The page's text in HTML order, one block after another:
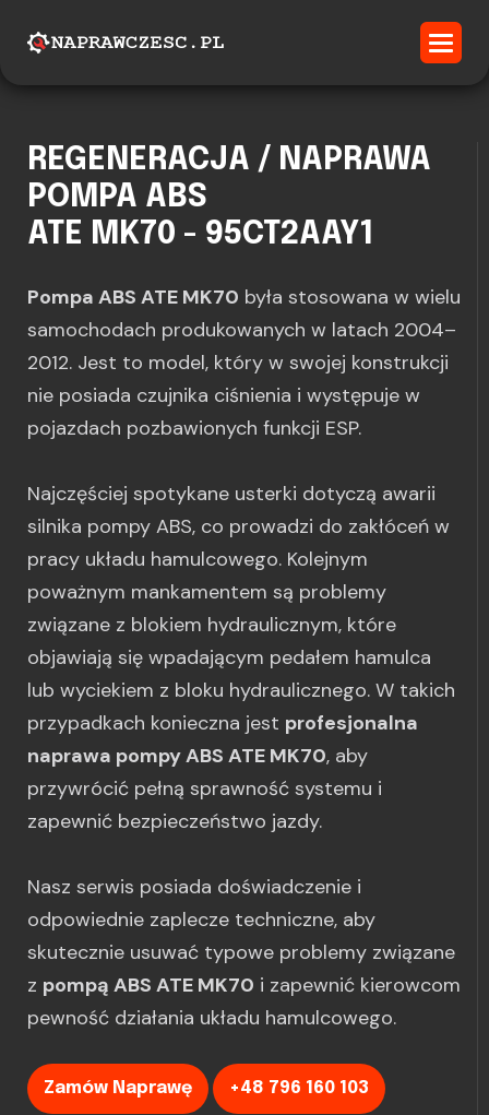
REGENERACJA / NAPRAWA
POMPA ABS
ATE MK70 - 95CT2AAY1
Pompa ABS ATE MK70 była stosowana w wielu
samochodach produkowanych w latach 2004–
2012. Jest to model, który w swojej konstrukcji
nie posiada czujnika ciśnienia i występuje w
pojazdach pozbawionych funkcji ESP.
Najczęściej spotykane usterki dotyczą awarii
silnika pompy ABS, co prowadzi do zakłóceń w
pracy układu hamulcowego. Kolejnym
poważnym mankamentem są problemy
związane z blokiem hydraulicznym, które
objawiają się wpadającym pedałem hamulca
lub wyciekiem z bloku hydraulicznego. W takich
przypadkach konieczna jest profesjonalna
naprawa pompy ABS ATE MK70, aby
przywrócić pełną sprawność systemu i
zapewnić bezpieczeństwo jazdy.
Nasz serwis posiada doświadczenie i
odpowiednie zaplecze techniczne, aby
skutecznie usuwać typowe problemy związane
z pompą ABS ATE MK70 i zapewnić kierowcom
pewność działania układu hamulcowego.
Zamów Naprawę +48 796 160 103